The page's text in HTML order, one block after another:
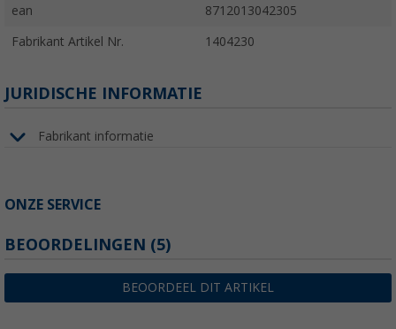
ean 8712013042305
Fabrikant Artikel Nr. 1404230
JURIDISCHE INFORMATIE
Fabrikant informatie
ONZE SERVICE
BEOORDELINGEN (5)
BEOORDEEL DIT ARTIKEL